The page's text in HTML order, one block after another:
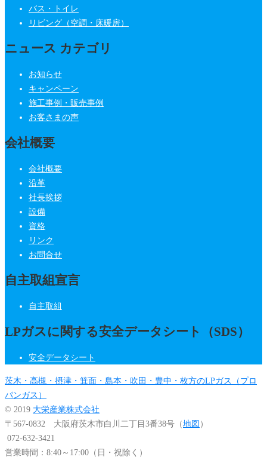
バス・トイレ
リビング（空調・床暖房）
ニュース カテゴリ
お知らせ
キャンペーン
施工事例・販売事例
お客さまの声
会社概要
会社概要
沿革
社長挨拶
設備
資格
リンク
お問合せ
自主取組宣言
自主取組
LPガスに関する安全データシート（SDS）
安全データシート
茨木・高槻・摂津・箕面・島本・吹田・豊中・枚方のLPガス（プロ
パンガス）
© 2019 大栄産業株式会社
〒567-0832 大阪府茨木市白川二丁目3番38号（地図 ）
072-632-3421
営業時間：8:40～17:00（日・祝除く）